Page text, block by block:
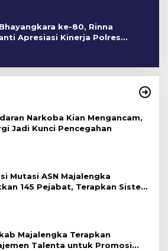
ke-80, Rinna
Apresiasi Kinerja Polres
Narkoba Kian Mengancam,
Jadi Kunci Pencegahan
Mutasi ASN Majalengka
145 Pejabat, Terapkan Sistem
Majalengka Terapkan
Talenta untuk Promosi